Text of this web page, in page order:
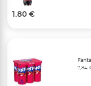
1.80 €
2,84